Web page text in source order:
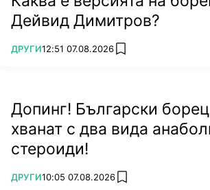
Дейвид Димитров?
ПОВЕЧЕ ОТ
ДРУГИ12:51 07.08.2026 add favorites
Допинг! Български борец
хванат с два вида
стероиди!
ПОВЕЧЕ ОТ
ДРУГИ10:05 07.08.2026 add favorites